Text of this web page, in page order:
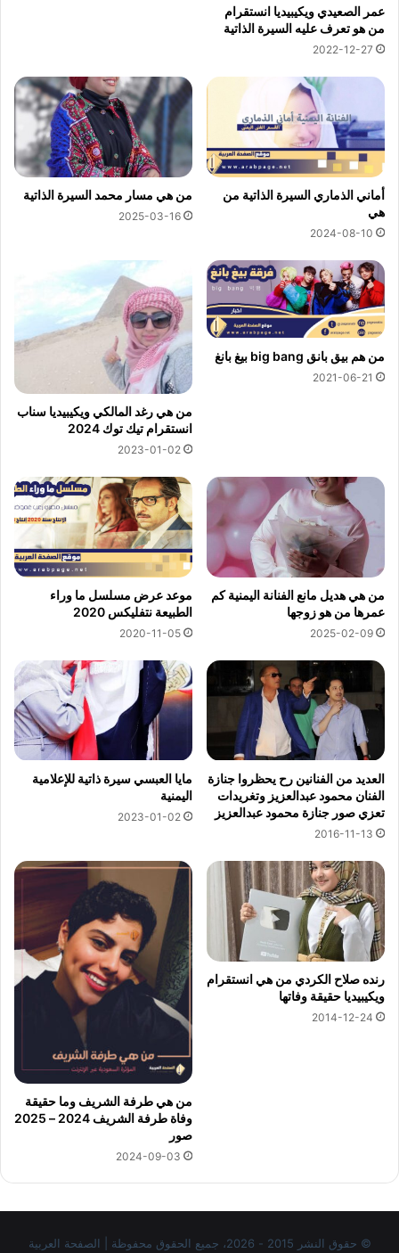
عمر الصعيدي ويكيبيديا انستقرام
من هو تعرف عليه السيرة الذاتية
2022-12-27
أماني الذماري السيرة الذاتية من
هي
2024-08-10
من هي مسار محمد السيرة الذاتية
2025-03-16
من هم بيق بانق big bang بيغ بانغ
2021-06-21
من هي رغد المالكي ويكيبيديا سناب
انستقرام تيك توك 2024
2023-01-02
من هي هديل مانع الفنانة اليمنية كم
عمرها من هو زوجها
2025-02-09
موعد عرض مسلسل ما وراء
الطبيعة نتفليكس 2020
2020-11-05
العديد من الفنانين رح يحظروا جنازة
الفنان محمود عبدالعزيز وتغريدات
تعزي صور جنازة محمود عبدالعزيز
2016-11-13
مايا العبسي سيرة ذاتية للإعلامية
اليمنية
2023-01-02
رنده صلاح الكردي من هي انستقرام
ويكيبيديا حقيقة وفاتها
2014-12-24
من هي طرفة الشريف وما حقيقة
وفاة طرفة الشريف 2024 – 2025
صور
2024-09-03
© حقوق النشر 2015 - 2026، جميع الحقوق محفوظة | الصفحة العربية